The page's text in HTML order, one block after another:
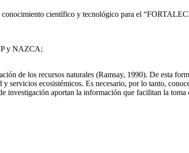
conocimiento científico y tecnológico para el
y NAZCA;
de los recursos naturales (Ramsay, 1990). De esta
servicios ecosistémicos. Es necesario, por lo tanto,
investigación aportan la información que facilitan la toma